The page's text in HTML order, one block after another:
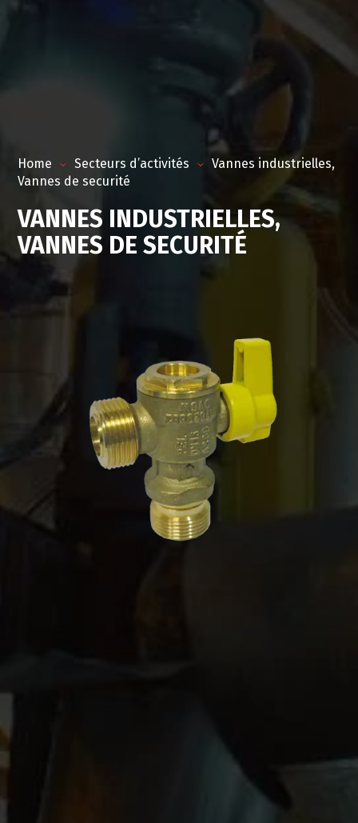
Home Secteurs d’activités
Vannes industrielles,
Vannes de securité
VANNES INDUSTRIELLES,
VANNES DE SECURITÉ